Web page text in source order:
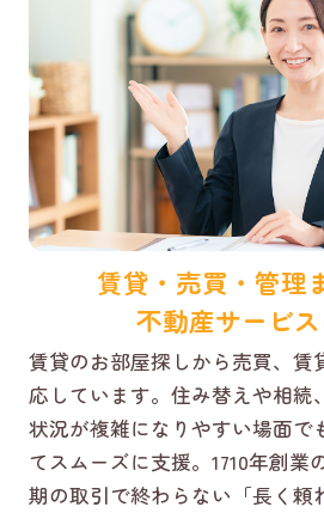
賃貸・売買・管理
不動産サービ
賃貸のお部屋探しから売買、賃
応しています。住み替えや相続
状況が複雑になりやすい場面で
てスムーズに支援。1710年創業
期の取引で終わらない「長く頼